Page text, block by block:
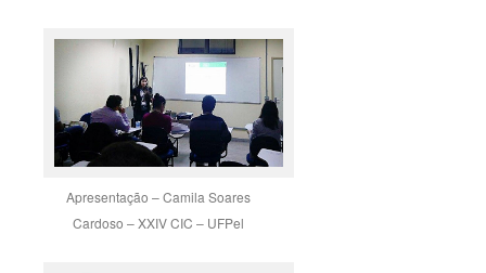
Apresentação – Camila Soares
Cardoso – XXIV CIC – UFPel